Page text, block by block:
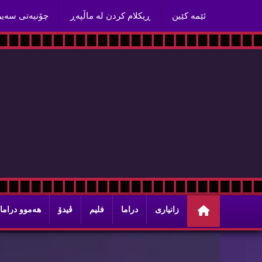
ئێمه‌ كێین ڕیكلام كردن له‌ ماڵپه‌ڕ چۆنیه‌تی
M زانیاری دراما فلیم ڤیدۆ هه‌موو